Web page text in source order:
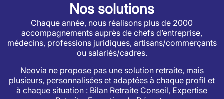
Nos solutions
Chaque année, nous réalisons plus de 2000
accompagnements auprès de chefs d’entreprise,
médecins, professions juridiques, artisans/commerçants
ou salariés/cadres.
Neovia ne propose pas une solution retraite, mais
plusieurs, personnalisées et adaptées à chaque profil et
à chaque situation : Bilan Retraite Conseil, Expertise